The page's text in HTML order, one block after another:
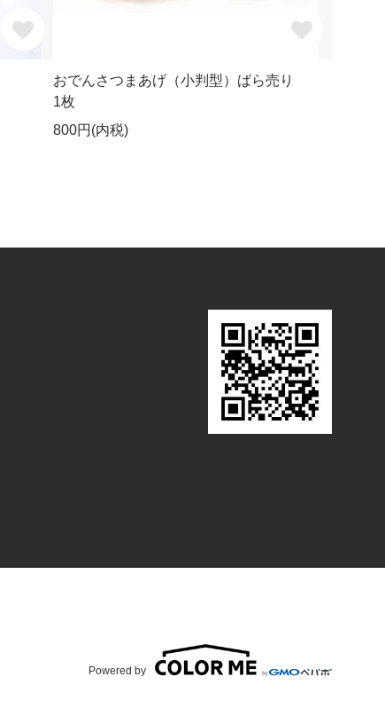
おでんさつまあげ（小判型）ばら売り
1枚
800円(内税)
Powered by